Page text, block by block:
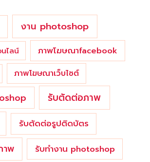
งาน photoshop
ไลน์ ภาพโฆษณาfacebook
ภาพโฆษณาเว็บไซต์
รับตัดต่อภาพ
รับตัดต่อรูปติดบัตร
าพ รับทำงาน photoshop